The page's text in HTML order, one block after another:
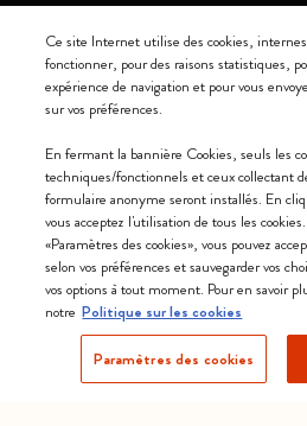
Restez
Nous
Moleskine ® est une marque enregistrée
Moleskine srl a socio unico - Via
Italia - P. IVA / CCIAA n. 07234480965
Soc. €2.181.513,42
Ce site Internet utilise des cookies,
fonctionner, pour des raisons statistiques,
expérience de navigation et pour vous
sur vos préférences.
En fermant la bannière Cookies, seuls les
techniques/fonctionnels et ceux collectant
formulaire anonyme seront installés. En
vous acceptez l'utilisation de tous les
«Paramètres des cookies», vous pouvez
selon vos préférences et sauvegarder vos
vos options à tout moment. Pour en savoir
notre Politique sur les cookies
Paramètres des cookies